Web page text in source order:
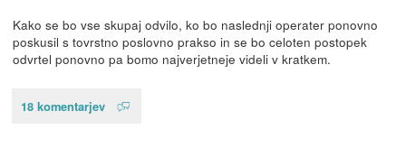
Kako se bo vse skupaj odvilo, ko bo naslednji operater ponovno
poskusil s tovrstno poslovno prakso in se bo celoten postopek
odvrtel ponovno pa bomo najverjetneje videli v kratkem.
18 komentarjev